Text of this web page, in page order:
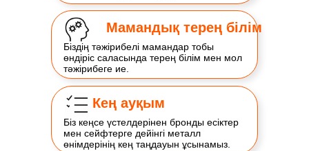
Мамандық терең білім
Біздің тәжірибелі мамандар тобы
өндіріс саласында терең білім мен мол
тәжірибеге ие.
Кең ауқым
Біз кеңсе үстелдерінен бронды есіктер
мен сейфтерге дейінгі металл
өнімдерінің кең таңдауын ұсынамыз.